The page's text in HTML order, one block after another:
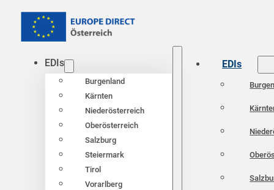
EDIs
Burgenland
Kärnten
Niederösterreich
Oberösterreich
Salzburg
Steiermark
Tirol
Vorarlberg
EDIs